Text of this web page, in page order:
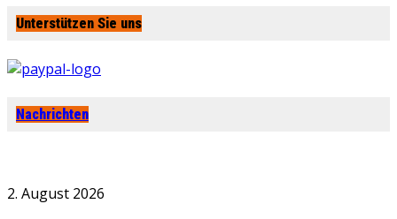
Unterstützen Sie uns
Nachrichten
2. August 2026